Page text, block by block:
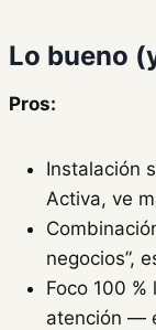
Lo bueno
Pros:
Instalación
Activa, ve
negocios”,
Foco 100
atención —